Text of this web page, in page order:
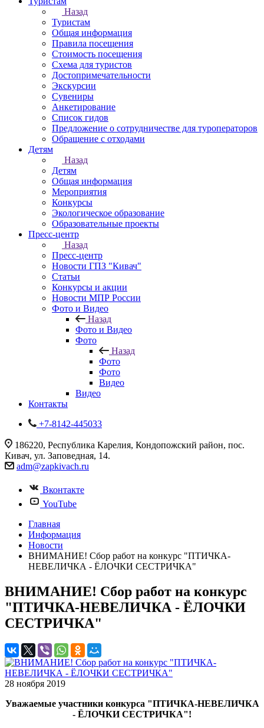
Назад
Туристам
Общая информация
Правила посещения
Стоимость посещения
Схема для туристов
Достопримечательности
Экскурсии
Сувениры
Анкетирование
Список гидов
Предложение о сотрудничестве для туроператоров
Обращение с отходами
Детям
Назад
Детям
Общая информация
Мероприятия
Конкурсы
Экологическое образование
Образовательные проекты
Пресс-центр
Назад
Пресс-центр
Новости ГПЗ "Кивач"
Статьи
Конкурсы и акции
Новости МПР России
Фото и Видео
Назад
Фото и Видео
Фото
Назад
Фото
Фото
Видео
Видео
Контакты
+7-8142-445033
186220, Республика Карелия, Кондопожский район, пос.
Кивач, ул. Заповедная, 14.
adm@zapkivach.ru
Вконтакте
YouTube
Главная
Информация
Новости
ВНИМАНИЕ! Сбор работ на конкурс "ПТИЧКА-
НЕВЕЛИЧКА - ЁЛОЧКИ СЕСТРИЧКА"
ВНИМАНИЕ! Сбор работ на конкурс
"ПТИЧКА-НЕВЕЛИЧКА - ЁЛОЧКИ
СЕСТРИЧКА"
28 ноября 2019
Уважаемые участники конкурса "ПТИЧКА-НЕВЕЛИЧКА
- ЁЛОЧКИ СЕСТРИЧКА"!